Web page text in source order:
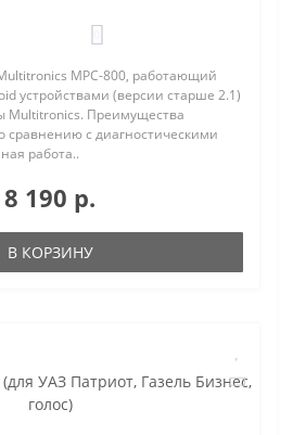
MPC-800, работающий
устройствами (версии старше 2.1)
Преимущества
сравнению с диагностическими
работа..
8 190 р.
В КОРЗИНУ